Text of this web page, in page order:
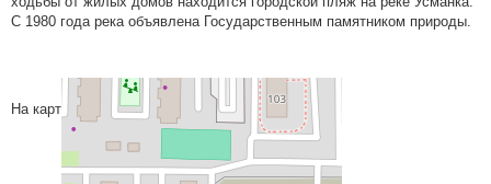
С 1980 года река объявлена Государственным памятником природы.
На карте